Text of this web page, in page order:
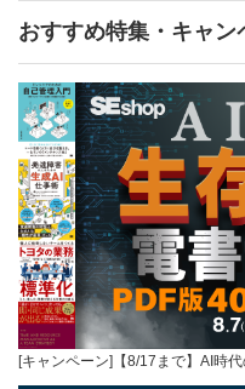
おすすめ特集・キャン
[キャンペーン]【8/17まで】AI時